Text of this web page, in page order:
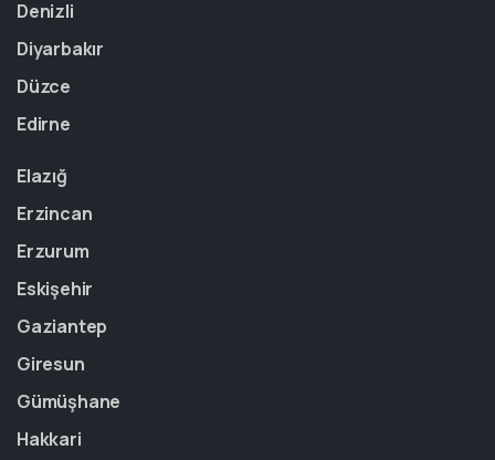
Denizli
Diyarbakır
Düzce
Edirne
Elazığ
Erzincan
Erzurum
Eskişehir
Gaziantep
Giresun
Gümüşhane
Hakkari